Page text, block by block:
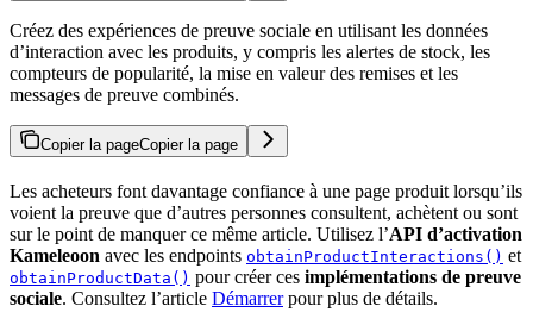
Créez des expériences de preuve sociale en utilisant les données
d’interaction avec les produits, y compris les alertes de stock, les
compteurs de popularité, la mise en valeur des remises et les
messages de preuve combinés.
Copier la pageCopier la page
Les acheteurs font davantage confiance à une page produit lorsqu’ils
voient la preuve que d’autres personnes consultent, achètent ou sont
sur le point de manquer ce même article. Utilisez l’API d’activation
Kameleoon avec les endpoints obtainProductInteractions() et
obtainProductData() pour créer ces implémentations de preuve
sociale. Consultez l’article Démarrerpour plus de détails.